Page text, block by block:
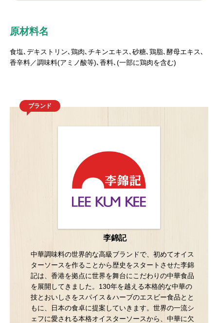
原材料名
食塩､デキストリン､鶏肉､チキンエキス､砂糖､鶏脂､酵母エキス､
香辛料／調味料(アミノ酸等)､香料､(一部に鶏肉を含む)
ブランド
李錦記
中華調味料の世界的な高級ブランドで、初めてオイス
ターソースを作ることから歴史をスタートさせた李錦
記は、香港を拠点に世界を舞台にこだわりの中華食品
を展開してきました。130年を越える本格的な中華の
技とおいしさをスパイス＆ハーブのエスビー食品とと
もに、日本の食卓に提案していきます。世界の一流シ
ェフに愛される本格オイスターソースから、中華に欠